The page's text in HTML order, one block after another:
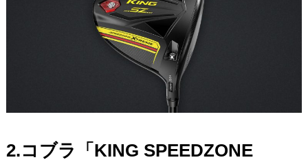
2.コブラ「KING SPEEDZONE